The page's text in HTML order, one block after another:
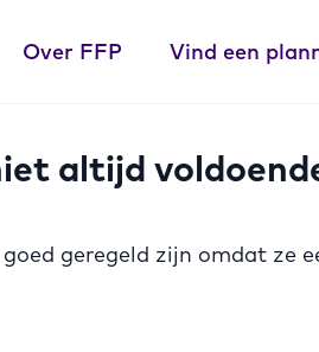
Over FFP Vind een
altijd
geregeld zijn omdat ze